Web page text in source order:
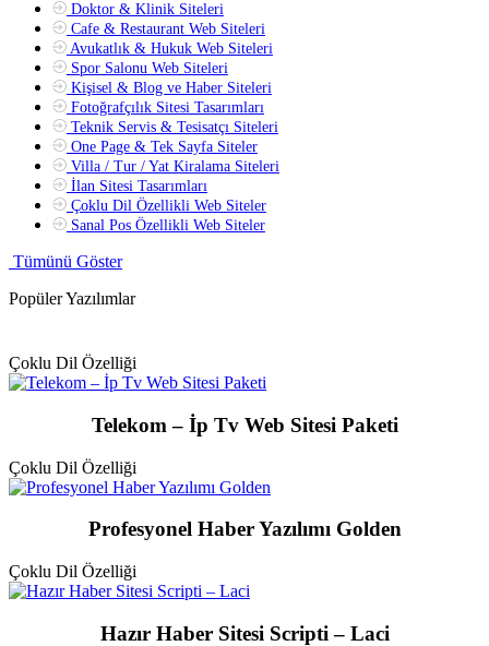
Doktor & Klinik Siteleri
Cafe & Restaurant Web Siteleri
Avukatlık & Hukuk Web Siteleri
Spor Salonu Web Siteleri
Kişisel & Blog ve Haber Siteleri
Fotoğrafçılık Sitesi Tasarımları
Teknik Servis & Tesisatçı Siteleri
One Page & Tek Sayfa Siteler
Villa / Tur / Yat Kiralama Siteleri
İlan Sitesi Tasarımları
Çoklu Dil Özellikli Web Siteler
Sanal Pos Özellikli Web Siteler
Tümünü Göster
Popüler Yazılımlar
Çoklu Dil Özelliği
Telekom – İp Tv Web Sitesi Paketi
Çoklu Dil Özelliği
Profesyonel Haber Yazılımı Golden
Çoklu Dil Özelliği
Hazır Haber Sitesi Scripti – Laci